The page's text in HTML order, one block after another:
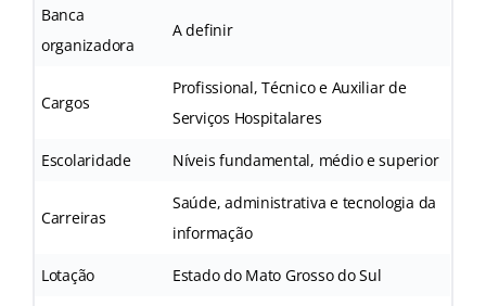
Banca
organizadora
A definir
Cargos
Profissional, Técnico e Auxiliar de
Serviços Hospitalares
Escolaridade Níveis fundamental, médio e superior
Carreiras
Saúde, administrativa e tecnologia da
informação
Lotação Estado do Mato Grosso do Sul